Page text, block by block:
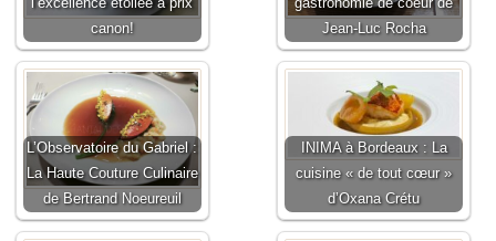
l’excellence étoilée à prix
canon!
gastronomie de coeur de
Jean-Luc Rocha
L’Observatoire du Gabriel :
La Haute Couture Culinaire
de Bertrand Noeureuil
INIMA à Bordeaux : La
cuisine « de tout cœur »
d’Oxana Crétu